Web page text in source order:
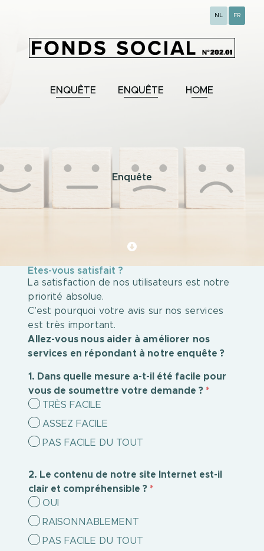
ENQUÊTE ENQUÊTE HOME
NL FR
Enquête
Etes-vous satisfait ?
La satisfaction de nos utilisateurs est notre
priorité absolue.
C’est pourquoi votre avis sur nos services
est très important.
Allez-vous nous aider à améliorer nos
services en répondant à notre enquête ?
1. Dans quelle mesure a-t-il été facile pour
vous de soumettre votre demande ? *
TRÈS FACILE
ASSEZ FACILE
PAS FACILE DU TOUT
2. Le contenu de notre site Internet est-il
clair et compréhensible ? *
OUI
RAISONNABLEMENT
PAS FACILE DU TOUT